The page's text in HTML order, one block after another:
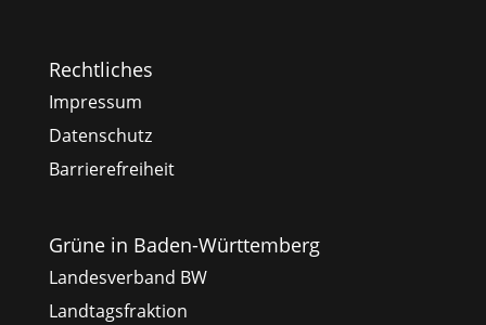
Rechtliches
Impressum
Datenschutz
Barrierefreiheit
Grüne in Baden-Württemberg
Landesverband BW
Landtagsfraktion